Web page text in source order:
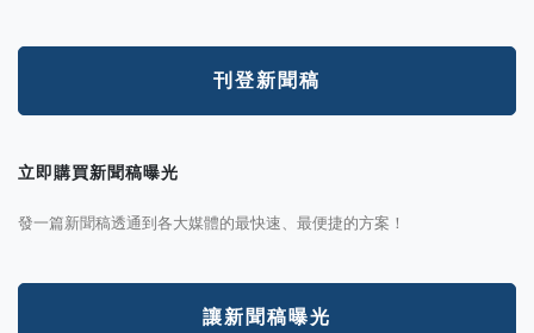
刊登新聞稿
立即購買新聞稿曝光
發一篇新聞稿透通到各大媒體的最快速、最便捷的方案！
讓新聞稿曝光